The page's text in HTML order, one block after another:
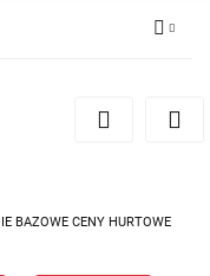
Zarejestruj się
BAZOWE CENY HURTOWE